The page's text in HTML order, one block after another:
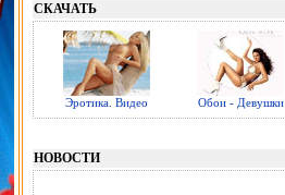
СКАЧАТЬ
Эротика. Видео Обои - Девушки
НОВОСТИ